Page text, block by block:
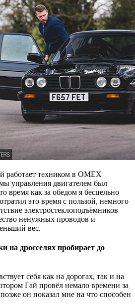
работает техником в OMEX
управления двигателем был
время как за обедом я бесцельно
это время с пользой, немного
электростеклоподъёмников
ненужных проводов и
вес.
на дросселях пробирает до
себя как на дорогах, так и на
Гай провёл немало времени за
он показал мне на что способен